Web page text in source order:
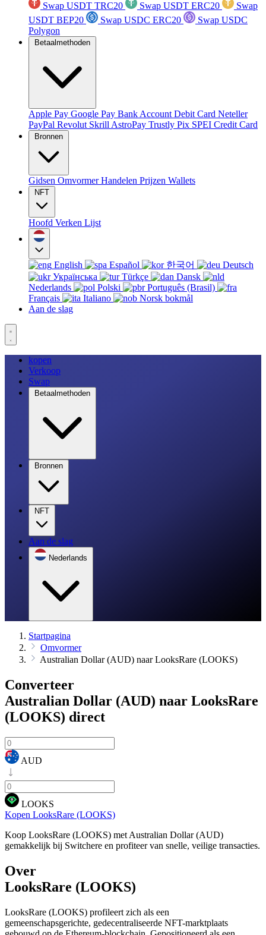
Swap USDT TRC20
Swap USDT ERC20
Swap
USDT BEP20
Swap USDC ERC20
Swap USDC
Polygon
Betaalmethoden
Apple Pay Google Pay Bank Account Debit Card Neteller
PayPal Revolut Skrill AstroPay Trustly Pix SPEI Credit Card
Bronnen
Gidsen OmvormerHandelen Prijzen Wallets
NFT
Hoofd Verken Lijst
English Español 한국어
Deutsch
Українська
Türkçe
Dansk
Nederlands
Polski
Português (Brasil)
Français
Italiano
Norsk bokmål
Aan de slag
kopen
Verkoop
Swap
Betaalmethoden
Bronnen
NFT
Aan de slag
Nederlands
Startpagina
Omvormer
Australian Dollar (AUD) naar LooksRare (LOOKS)
Converteer
Australian Dollar (AUD) naar LooksRare
(LOOKS) direct
AUD
LOOKS
Kopen LooksRare (LOOKS)
Koop LooksRare (LOOKS) met Australian Dollar (AUD)
gemakkelijk bij Switchere en profiteer van snelle, veilige transacties.
Over
LooksRare (LOOKS)
LooksRare (LOOKS) profileert zich als een
gemeenschapsgerichte, gedecentraliseerde NFT-marktplaats